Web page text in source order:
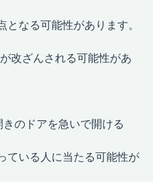
となる可能性があります。
改ざんされる可能性があ
きのドアを急いで開ける
ている人に当たる可能性が